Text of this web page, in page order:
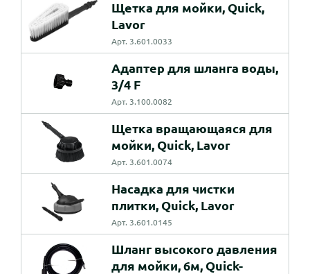
Щетка для мойки, Quick,
Lavor
Арт. 3.601.0033
Адаптер для шланга воды,
3/4 F
Арт. 3.100.0082
Щетка вращающаяся для
мойки, Quick, Lavor
Арт. 3.601.0074
Насадка для чистки
плитки, Quick, Lavor
Арт. 3.601.0145
Шланг высокого давления
для мойки, 6м, Quick-